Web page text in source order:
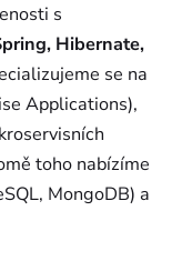
s
Hibernate,
se na
Applications),
toho nabízíme
MongoDB) a